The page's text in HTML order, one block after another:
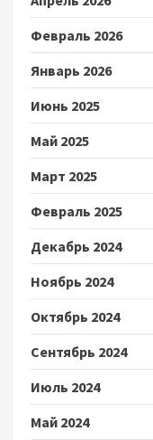
Февраль 2026
Январь 2026
Июнь 2025
Май 2025
Март 2025
Февраль 2025
Декабрь 2024
Ноябрь 2024
Октябрь 2024
Сентябрь 2024
Июль 2024
Май 2024